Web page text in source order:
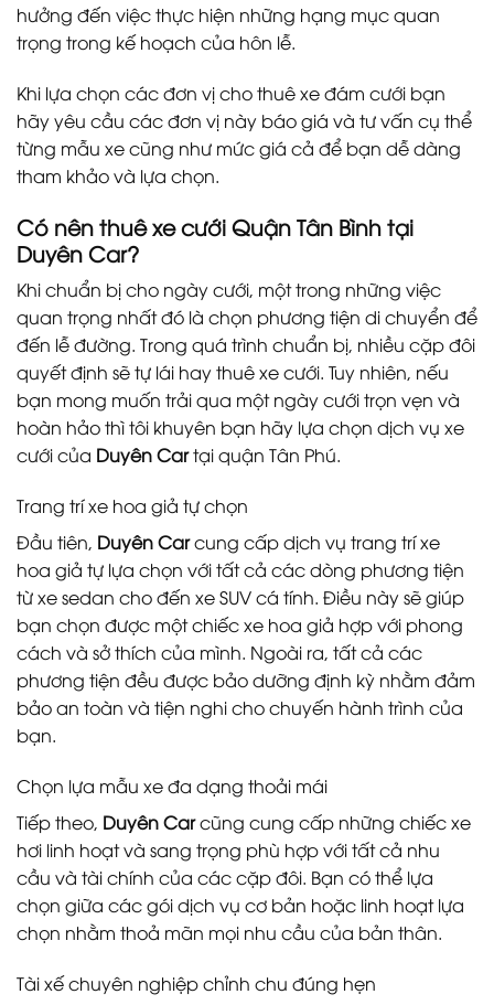
hưởng đến việc thực hiện những hạng mục quan
trọng trong kế hoạch của hôn lễ.
Khi lựa chọn các đơn vị cho thuê xe đám cưới bạn
hãy yêu cầu các đơn vị này báo giá và tư vấn cụ thể
từng mẫu xe cũng như mức giá cả để bạn dễ dàng
tham khảo và lựa chọn.
Có nên thuê xe cưới Quận Tân Bình tại
Duyên Car?
Khi chuẩn bị cho ngày cưới, một trong những việc
quan trọng nhất đó là chọn phương tiện di chuyển để
đến lễ đường. Trong quá trình chuẩn bị, nhiều cặp đôi
quyết định sẽ tự lái hay thuê xe cưới. Tuy nhiên, nếu
bạn mong muốn trải qua một ngày cưới trọn vẹn và
hoàn hảo thì tôi khuyên bạn hãy lựa chọn dịch vụ xe
cưới của Duyên Cartại quận Tân Phú.
Trang trí xe hoa giả tự chọn
Đầu tiên, Duyên Carcung cấp dịch vụ trang trí xe
hoa giả tự lựa chọn với tất cả các dòng phương tiện
từ xe sedan cho đến xe SUV cá tính. Điều này sẽ giúp
bạn chọn được một chiếc xe hoa giả hợp với phong
cách và sở thích của mình. Ngoài ra, tất cả các
phương tiện đều được bảo dưỡng định kỳ nhằm đảm
bảo an toàn và tiện nghi cho chuyến hành trình của
bạn.
Chọn lựa mẫu xe đa dạng thoải mái
Tiếp theo, Duyên Carcũng cung cấp những chiếc xe
hơi linh hoạt và sang trọng phù hợp với tất cả nhu
cầu và tài chính của các cặp đôi. Bạn có thể lựa
chọn giữa các gói dịch vụ cơ bản hoặc linh hoạt lựa
chọn nhằm thoả mãn mọi nhu cầu của bản thân.
Tài xế chuyên nghiệp chỉnh chu đúng hẹn